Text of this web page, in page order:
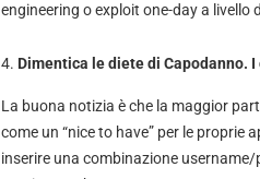
engineering o exploit one-day a
Dimentica le diete di Capodanno.
La buona notizia è che la maggior
come un “nice to have” per le proprie
inserire una combinazione